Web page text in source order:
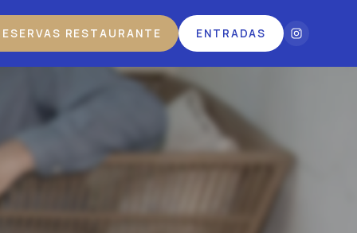
RESTAURANTE ENTRADAS